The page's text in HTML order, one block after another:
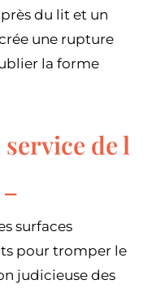
du lit et un
une rupture
la forme
de l
surfaces
pour tromper le
judicieuse des